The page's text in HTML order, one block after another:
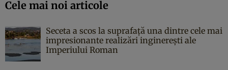
Cele mai noi articole
Seceta a scos la suprafață una dintre cele mai
impresionante realizări inginerești ale
Imperiului Roman